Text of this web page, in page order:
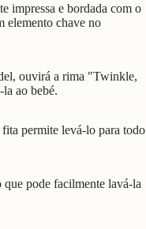
impressa e bordada com o
chave no
ouvirá a rima "Twinkle,
ao bebé.
permite levá-lo para todo
pode facilmente lavá-la